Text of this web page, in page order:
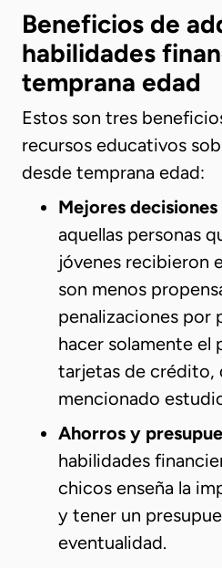
Beneficios de
habilidades
temprana edad
Estos son tres
recursos educativos
desde temprana edad:
Mejores
aquellas personas
jóvenes recibieron
son menos
penalizaciones por
hacer solamente el
tarjetas de crédito,
mencionado
Ahorros y
habilidades
chicos enseña la
y tener un
eventualidad.